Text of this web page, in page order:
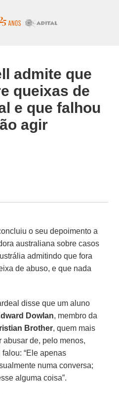
admite que
queixas de
e que falhou
agir
o seu depoimento a
australiana sobre casos
admitindo que fora
de abuso, e que nada
disse que um aluno
Dowlan, membro da
Brother, quem mais
abusar de, pelo menos,
“Ele apenas
numa conversa;
alguma coisa”.